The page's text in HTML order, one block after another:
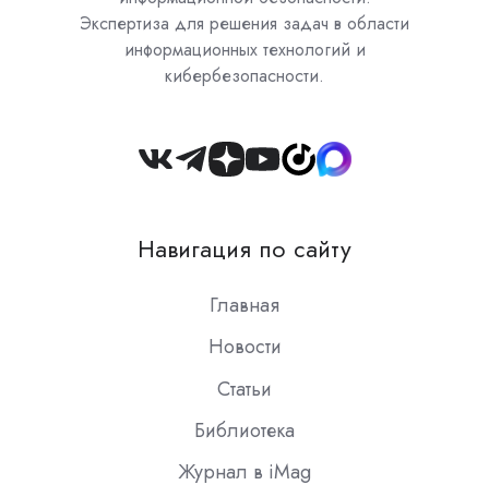
Экспертиза для решения задач в области
информационных технологий и
кибербезопасности.
Join
Slack
Навигация по сайту
Главная
Новости
Статьи
Библиотека
Журнал в iMag